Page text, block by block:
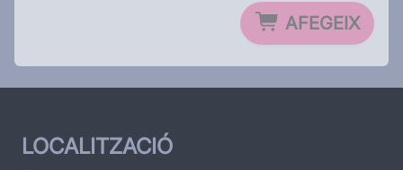
AFEGEIX
LOCALITZACIÓ